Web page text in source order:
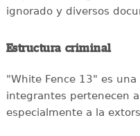
ignorado y diversos
Estructura criminal
"White Fence 13" es
integrantes pertenecen
especialmente a la